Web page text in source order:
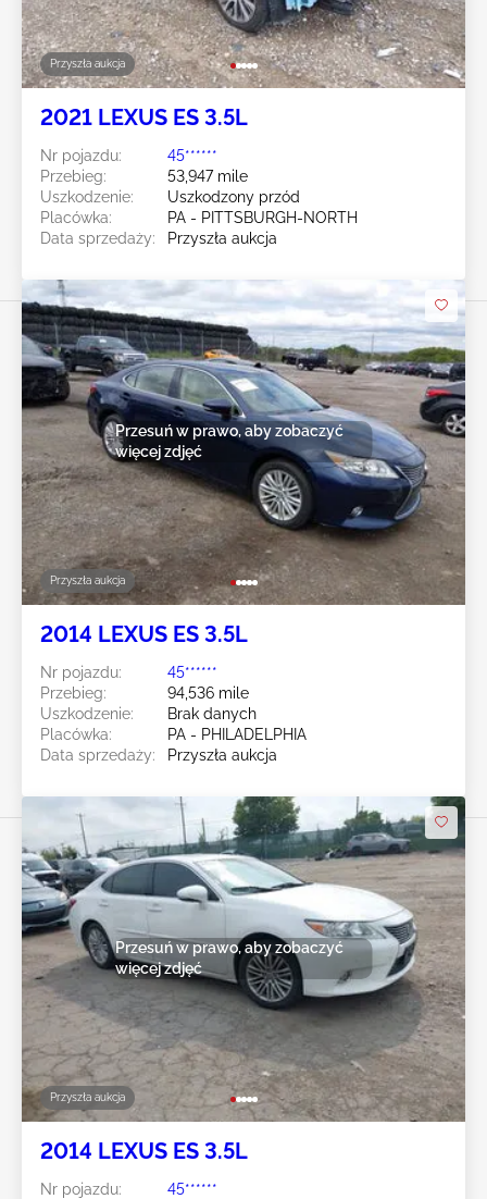
Przyszła aukcja
2021 LEXUS ES 3.5L
Nr pojazdu:
45******
Przebieg:
53,947 mile
Uszkodzenie:
Uszkodzony przód
Placówka:
PA - PITTSBURGH-NORTH
Data sprzedaży:
Przyszła aukcja
Przyszła aukcja
Przesuń w prawo, aby zobaczyć
więcej zdjęć
2014 LEXUS ES 3.5L
Nr pojazdu:
45******
Przebieg:
94,536 mile
Uszkodzenie:
Brak danych
Placówka:
PA - PHILADELPHIA
Data sprzedaży:
Przyszła aukcja
Przyszła aukcja
Przesuń w prawo, aby zobaczyć
więcej zdjęć
2014 LEXUS ES 3.5L
Nr pojazdu:
45******